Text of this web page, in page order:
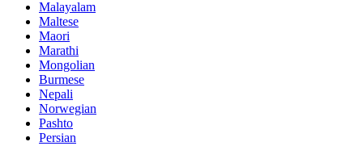
Malayalam
Maltese
Maori
Marathi
Mongolian
Burmese
Nepali
Norwegian
Pashto
Persian